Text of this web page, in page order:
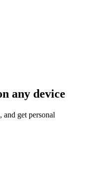
any device
and get personal